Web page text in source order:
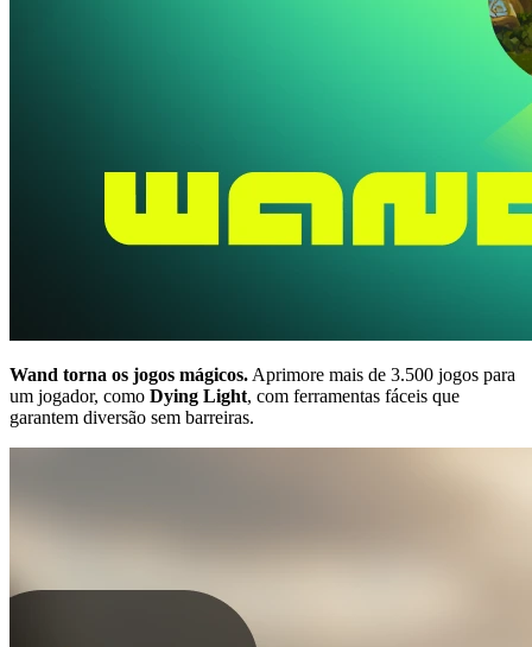
Wand torna os jogos mágicos. Aprimore mais de 3.500 jogos para
um jogador, como Dying Light, com ferramentas fáceis que
garantem diversão sem barreiras.